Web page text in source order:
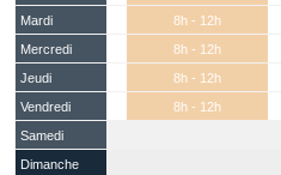
Mardi
8h - 12h
Mercredi
8h - 12h
Jeudi
8h - 12h
Vendredi
8h - 12h
Samedi
Dimanche